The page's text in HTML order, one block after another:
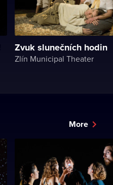
Zvuk slunečních hodin
Zlín Municipal Theater
More